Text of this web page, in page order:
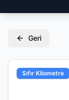
Geri
Sıfır Kilometre